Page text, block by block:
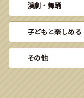
演劇・舞踊
子どもと楽しめる
その他